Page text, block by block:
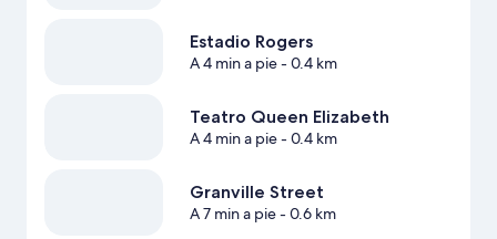
Estadio Rogers
A 4 min a pie- 0.4 km
Teatro Queen Elizabeth
A 4 min a pie- 0.4 km
Granville Street
A 7 min a pie- 0.6 km